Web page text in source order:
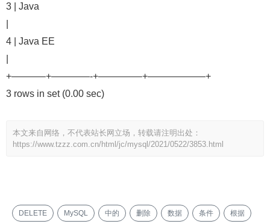
3 | Java
4 | Java EE
+———–+————-+————–+——————+
3 rows in set (0.00 sec)
本文来自网络，不代表站长网立场，转载请注明出处：
https://www.tzzz.com.cn/html/jc/mysql/2021/0522/3853.html
DELETE MySQL 中的 删除 数据 条件 根据